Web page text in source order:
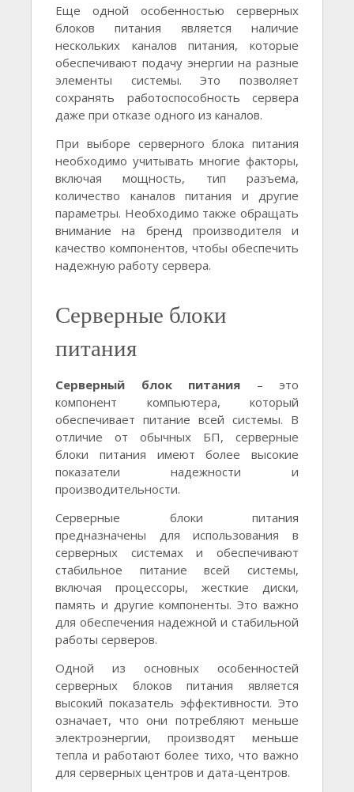
Еще одной особенностью серверных
блоков питания является наличие
нескольких каналов питания, которые
обеспечивают подачу энергии на разные
элементы системы. Это позволяет
сохранять работоспособность сервера
даже при отказе одного из каналов.
При выборе серверного блока питания
необходимо учитывать многие факторы,
включая мощность, тип разъема,
количество каналов питания и другие
параметры. Необходимо также обращать
внимание на бренд производителя и
качество компонентов, чтобы обеспечить
надежную работу сервера.
Серверные блоки
питания
Серверный блок питания – это
компонент компьютера, который
обеспечивает питание всей системы. В
отличие от обычных БП, серверные
блоки питания имеют более высокие
показатели надежности и
производительности.
Серверные блоки питания
предназначены для использования в
серверных системах и обеспечивают
стабильное питание всей системы,
включая процессоры, жесткие диски,
память и другие компоненты. Это важно
для обеспечения надежной и стабильной
работы серверов.
Одной из основных особенностей
серверных блоков питания является
высокий показатель эффективности. Это
означает, что они потребляют меньше
электроэнергии, производят меньше
тепла и работают более тихо, что важно
для серверных центров и дата-центров.